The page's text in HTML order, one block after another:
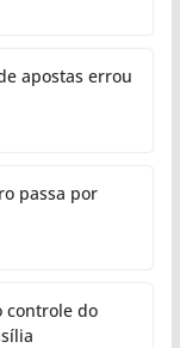
apostas errou
passa por
controle do